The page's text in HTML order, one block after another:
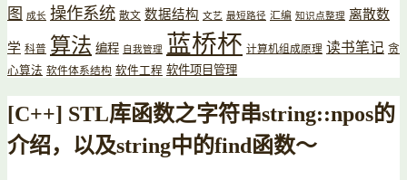
图
成长 操作系统 散文 数据结构 文艺 最短路径 汇编 知识点整理 离散数
学 科普 算法 编程 自我管理 蓝桥杯 计算机组成原理 读书笔记 贪
心算法 软件体系结构 软件工程 软件项目管理
[C++] STL库函数之字符串string::npos的
介绍，以及string中的find函数～